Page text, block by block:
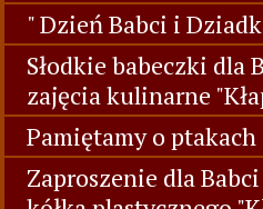
" Dzień Babci i
Słodkie babeczki dla
zajęcia kulinarne
Pamiętamy o ptakach
Zaproszenie dla